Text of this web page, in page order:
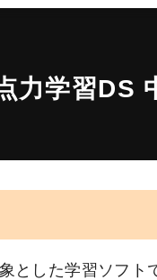
力学習DS
とした学習ソフト